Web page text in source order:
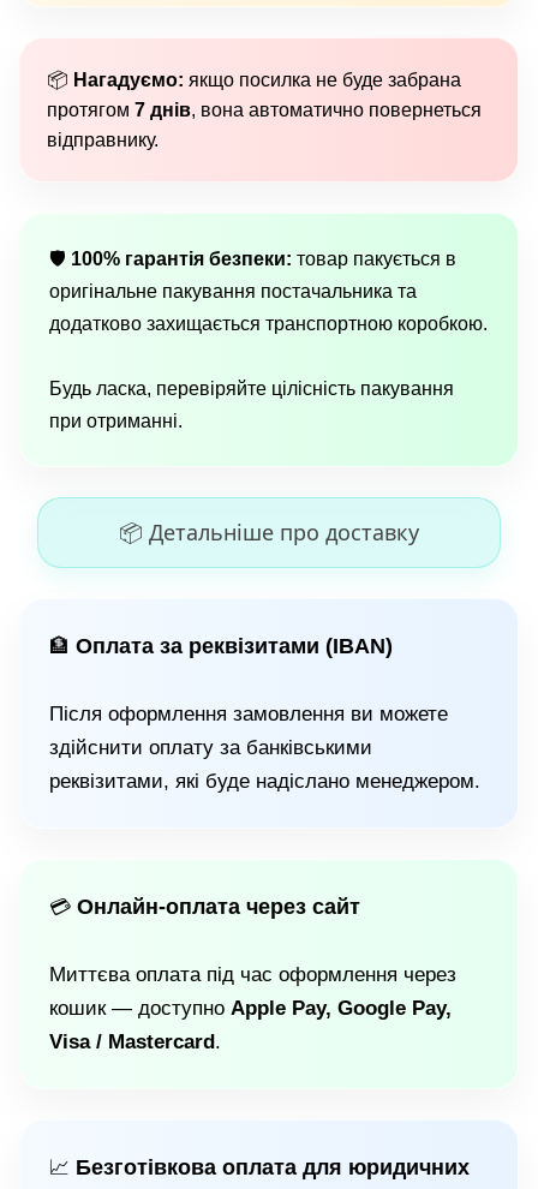
📦 Нагадуємо: якщо посилка не буде забрана
протягом 7 днів, вона автоматично повернеться
відправнику.
🛡 100% гарантія безпеки: товар пакується в
оригінальне пакування постачальника та
додатково захищається транспортною коробкою.
Будь ласка, перевіряйте цілісність пакування
при отриманні.
📦 Детальніше про доставку
🏦 Оплата за реквізитами (IBAN)
Після оформлення замовлення ви можете
здійснити оплату за банківськими
реквізитами, які буде надіслано менеджером.
💳 Онлайн-оплата через сайт
Миттєва оплата під час оформлення через
кошик — доступно Apple Pay, Google Pay,
Visa / Mastercard.
📈 Безготівкова оплата для юридичних